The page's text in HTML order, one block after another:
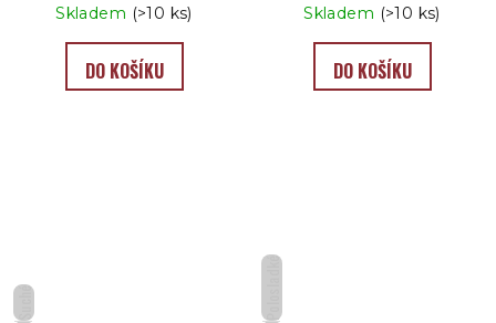
Skladem (>10 ks)
DO KOŠÍKU
Skladem (>10 ks)
DO KOŠÍKU
Suché